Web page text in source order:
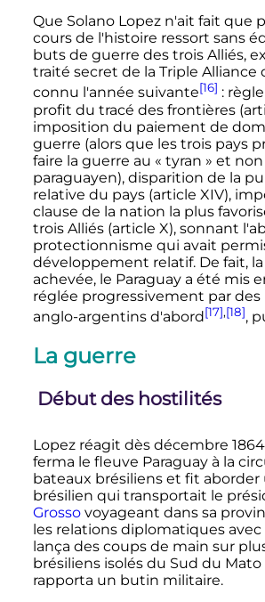
Que Solano Lopez n'ait fait que
cours de l'histoire ressort sans
buts de guerre des trois Alliés,
traité secret de la Triple Alliance
connu l'année suivante[16] :
profit du tracé des frontières
imposition du paiement de
guerre (alors que les trois pays
faire la guerre au « tyran » et
paraguayen), disparition de la
relative du pays (article XIV),
clause de la nation la plus
trois Alliés (article X), sonnant
protectionnisme qui avait
développement relatif. De fait,
achevée, le Paraguay a été mis
réglée progressivement par
anglo-argentins d'abord[17],[18],
La guerre
Début des hostilités
Lopez réagit dès décembre 1864
ferma le fleuve Paraguay à la
bateaux brésiliens et fit aborder
brésilien qui transportait le
Grossovoyageant dans sa
les relations diplomatiques avec
lança des coups de main sur
brésiliens isolés du Sud du Mato
rapporta un butin militaire.